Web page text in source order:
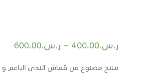
ر.س.400.00
– ر.س.600.00
منتج مصنوع من قماش الندى الناعم و